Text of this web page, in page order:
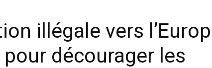
illégale vers
décourager les